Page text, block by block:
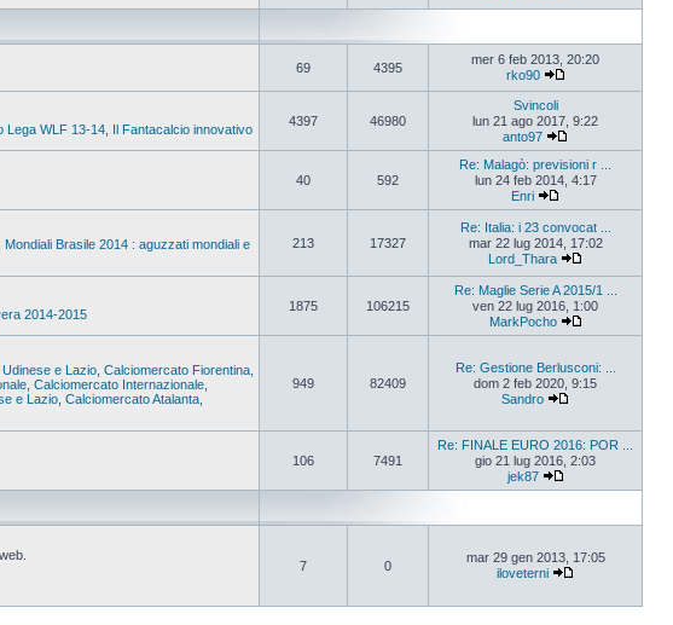
69 4395
mer 6 feb 2013, 20:20
rko90
Lega WLF 13-14 Il Fantacalcio innovativo
4397 46980
Svincoli
lun 21 ago 2017, 9:22
anto97
40 592
Re: Malagò: previsioni r ...
lun 24 feb 2014, 4:17
Enri
Mondiali Brasile 2014 : aguzzati mondiali e
213 17327
Re: Italia: i 23 convocat ...
mar 22 lug 2014, 17:02
Lord_Thara
2014-2015
1875 106215
Re: Maglie Serie A 2015/1 ...
ven 22 lug 2016, 1:00
MarkPocho
e Lazio Calciomercato Fiorentina,
Calciomercato Internazionale
e Lazio Calciomercato Atalanta,
949 82409
Re: Gestione Berlusconi: ...
dom 2 feb 2020, 9:15
Sandro
106 7491
Re: FINALE EURO 2016: POR ...
gio 21 lug 2016, 2:03
jek87
7 0
mar 29 gen 2013, 17:05
iloveterni